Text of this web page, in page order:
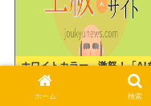
ホワイトカラー、激怒！「AI
使って我々知的労働者から搾取
するのを止めろォォオオ
ホーム 検索